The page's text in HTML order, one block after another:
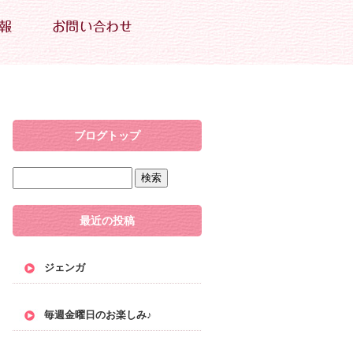
ブログトップ
最近の投稿
ジェンガ
毎週金曜日のお楽しみ♪